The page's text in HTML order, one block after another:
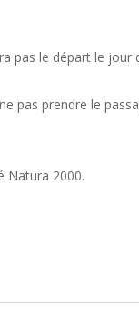
pas le départ le jour
pas prendre le
Natura 2000.